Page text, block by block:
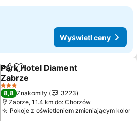
Wyświetl ceny
Udostępnij
Dodaj do ulubionych
Park Hotel Diament
Zabrze
Wyświetl ceny
3 Kategoria
8,8 Znakomity
3223
Zabrze, 11.4 km do: Chorzów
Pokoje z oświetleniem zmieniającym kolor